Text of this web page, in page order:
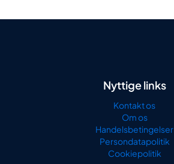
kan
Nyttige links
Kontakt os
Om os
Handelsbetingelser
Persondatapolitik
Cookiepolitik